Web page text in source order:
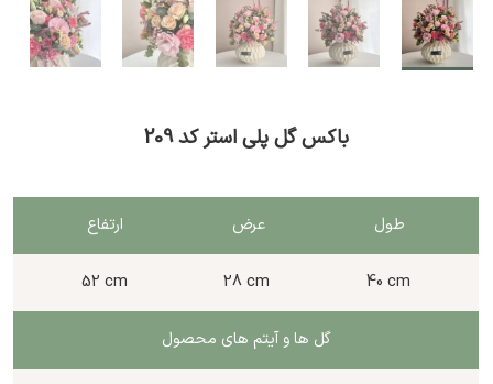
باکس گل پلی استر کد 209
طول عرض ارتفاع
52 cm 28 cm 40 cm
گل ها و آیتم های محصول